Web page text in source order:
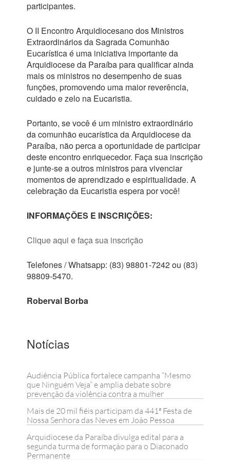
participantes.
O II Encontro Arquidiocesano dos Ministros
Extraordinários da Sagrada Comunhão
Eucarística é uma iniciativa importante da
Arquidiocese da Paraíba para qualificar ainda
mais os ministros no desempenho de suas
funções, promovendo uma maior reverência,
cuidado e zelo na Eucaristia.
Portanto, se você é um ministro extraordinário
da comunhão eucarística da Arquidiocese da
Paraíba, não perca a oportunidade de participar
deste encontro enriquecedor. Faça sua inscrição
e junte-se a outros ministros para vivenciar
momentos de aprendizado e espiritualidade. A
celebração da Eucaristia espera por você!
INFORMAÇÕES E INSCRIÇÕES:
Clique aqui e faça sua inscrição
Telefones / Whatsapp: (83) 98801-7242 ou (83)
98809-5470.
Roberval Borba
Notícias
Audiência Pública fortalece campanha “Mesmo
que Ninguém Veja” e amplia debate sobre
prevenção da violência contra a mulher
Mais de 20 mil fiéis participam da 441ª Festa de
Nossa Senhora das Neves em João Pessoa
Arquidiocese da Paraíba divulga edital para a
segunda turma de formação para o Diaconado
Permanente